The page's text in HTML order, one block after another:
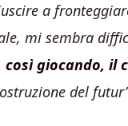
a
mi sembra
così giocando, il
del